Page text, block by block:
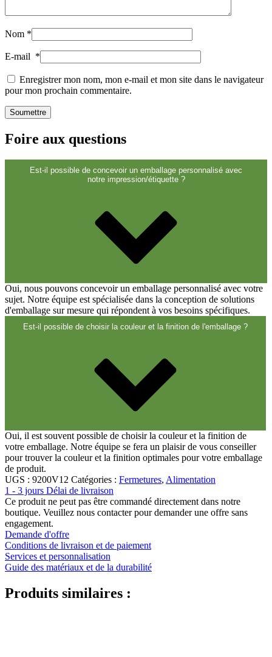
(73)
Pulvérisateur fin(8)
Bouteilles(519)
Bouteilles Hotfill(6)
Bidon(21)
Nom *
E-mail *
Enregistrer mon nom, mon e-mail et mon site dans le navigateur
pour mon prochain commentaire.
Foire aux questions
Est-il possible de concevoir un emballage personnalisé avec
notre impression/étiquette ?
Oui, nous pouvons concevoir un emballage personnalisé avec votre
sujet. Notre équipe est spécialisée dans la conception de solutions
d'emballage sur mesure qui répondent à vos besoins spécifiques.
Est-il possible de choisir la couleur et la finition de l'emballage ?
Oui, il est souvent possible de choisir la couleur et la finition de
votre emballage. Notre équipe se fera un plaisir de vous conseiller
pour trouver la couleur et la finition optimales pour votre emballage
de produit.
UGS : 9200V12 Catégories : Fermetures, Alimentation
1 - 3 jours Délai de livraison
Ce produit ne peut pas être commandé directement dans notre
boutique. Veuillez nous contacter pour demander une offre sans
engagement.
Demande d'offre
Conditions de livraison et de paiement
Services et personnalisation
Guide des matériaux et de la durabilité
Produits similaires :